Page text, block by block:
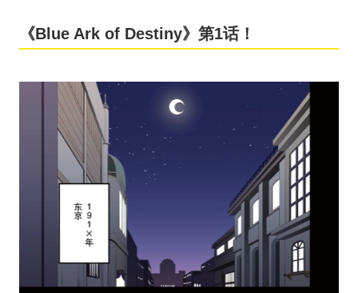
《Blue Ark of Destiny》第1话！